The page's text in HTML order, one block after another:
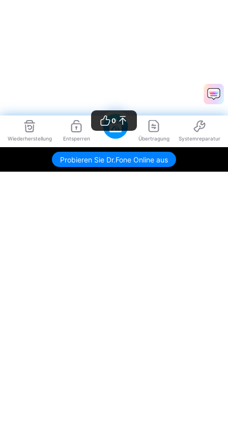
Wiederherstellung Entsperren Übertragung Systemreparatur
Probieren Sie Dr.Fone Online aus
0